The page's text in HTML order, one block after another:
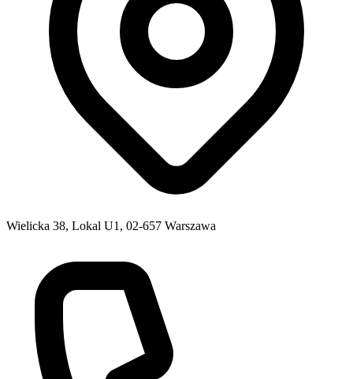
Wielicka 38, Lokal U1, 02-657 Warszawa